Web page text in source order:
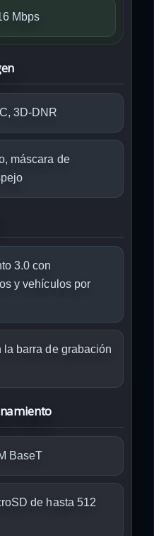
Mbps
3D-DNR
máscara de
3.0 con
y vehículos por
la barra de grabación
BaseT
de hasta 512